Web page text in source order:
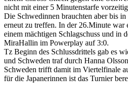
nicht mit einer 5 Minutenstarfe
Die Schwedinnen brauchten aber bis
erneut zu treffen. In der 26.Minute war
einem mächtigen Schlagschuss und in
MiraHallin im Powerplay auf 3:0.
Tz Beginn des Schlussdrittels gab es
und Schweden traf durch Hanna
Schweden trifft damit im Viertelfinale
für die Japanerinnen ist das Turnier